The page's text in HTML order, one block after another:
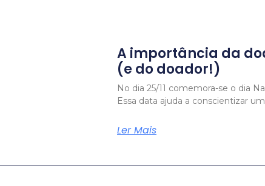
A importância da
(e do doador!)
No dia 25/11 comemora-se o dia
Essa data ajuda a conscientizar
Ler Mais